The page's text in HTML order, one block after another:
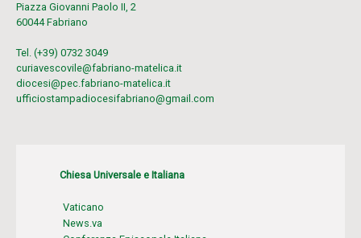
Piazza Giovanni Paolo II, 2
60044 Fabriano
Tel. (+39) 0732 3049
curiavescovile@fabriano-matelica.it
diocesi@pec.fabriano-matelica.it
ufficiostampadiocesifabriano@gmail.com
Chiesa Universale e Italiana
Vaticano
News.va